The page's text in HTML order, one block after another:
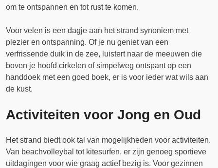
om te ontspannen en tot rust te komen.
Voor velen is een dagje aan het strand synoniem met
plezier en ontspanning. Of je nu geniet van een
verfrissende duik in de zee, luistert naar de meeuwen die
boven je hoofd cirkelen of simpelweg ontspant op een
handdoek met een goed boek, er is voor ieder wat wils aan
de kust.
Activiteiten voor Jong en Oud
Het strand biedt ook tal van mogelijkheden voor activiteiten.
Van beachvolleybal tot kitesurfen, er zijn genoeg sportieve
uitdagingen voor wie graag actief bezig is. Voor gezinnen